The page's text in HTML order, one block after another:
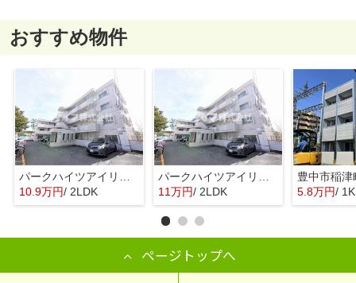
おすすめ物件
パークハイツアイリス2号館
10.9万円/ 2LDK
パークハイツアイリス2号館
11万円/ 2LDK 5.8万円/ 1K
ページトップへ